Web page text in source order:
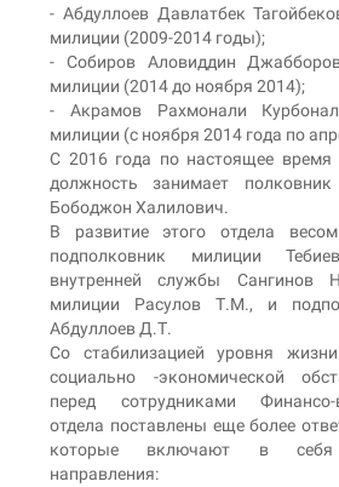
- Абдуллоев Давлатбек
милиции (2009-2014 годы);
- Собиров Аловиддин
милиции (2014 до ноября 2014);
- Акрамов Рахмонали
милиции (с ноября 2014 года по
С 2016 года по настоящее время
должность занимает
Бободжон Халилович.
В развитие этого отдела
подполковник милиции
внутренней службы Сангинов
милиции Расулов Т.М., и
Абдуллоев Д.Т.
Со стабилизацией уровня
социально -экономической
перед сотрудниками Финансо-
отдела поставлены еще более
которые включают в себя
направления: